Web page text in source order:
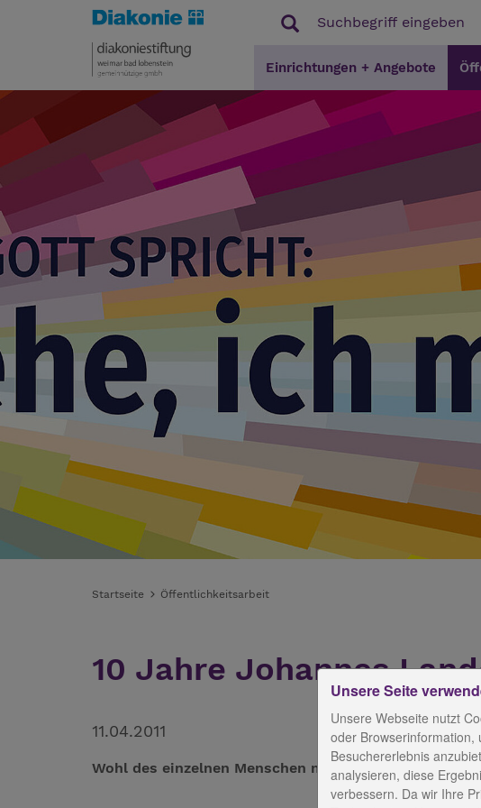
Einrichtungen + Angebote
Startseite Öffentlichkeitsarbeit
10 Jahre Johannes
11.04.2011
Wohl des einzelnen Menschen muss an erster Stelle
Unsere Seite
Unsere Webseite nutzt
oder Browserinformation,
Besuchererlebnis
analysieren, diese
verbessern. Da wir Ihre